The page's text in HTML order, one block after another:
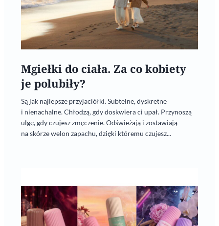
Mgiełki do ciała. Za co kobiety
je polubiły?
Są jak najlepsze przyjaciółki. Subtelne, dyskretne
i nienachalne. Chłodzą, gdy doskwiera ci upał. Przynoszą
ulgę, gdy czujesz zmęczenie. Odświeżają i zostawiają
na skórze welon zapachu, dzięki któremu czujesz...